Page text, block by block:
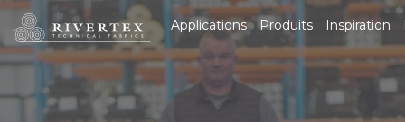
Rivertex Technical
Fabrics Group
Applications Produits Inspiration